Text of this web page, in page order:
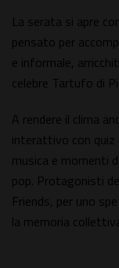
La serata si apre
pensato per
e informale,
celebre Tartufo di
A rendere il clima
interattivo con quiz
musica e momenti
pop. Protagonisti
Friends, per uno
la memoria